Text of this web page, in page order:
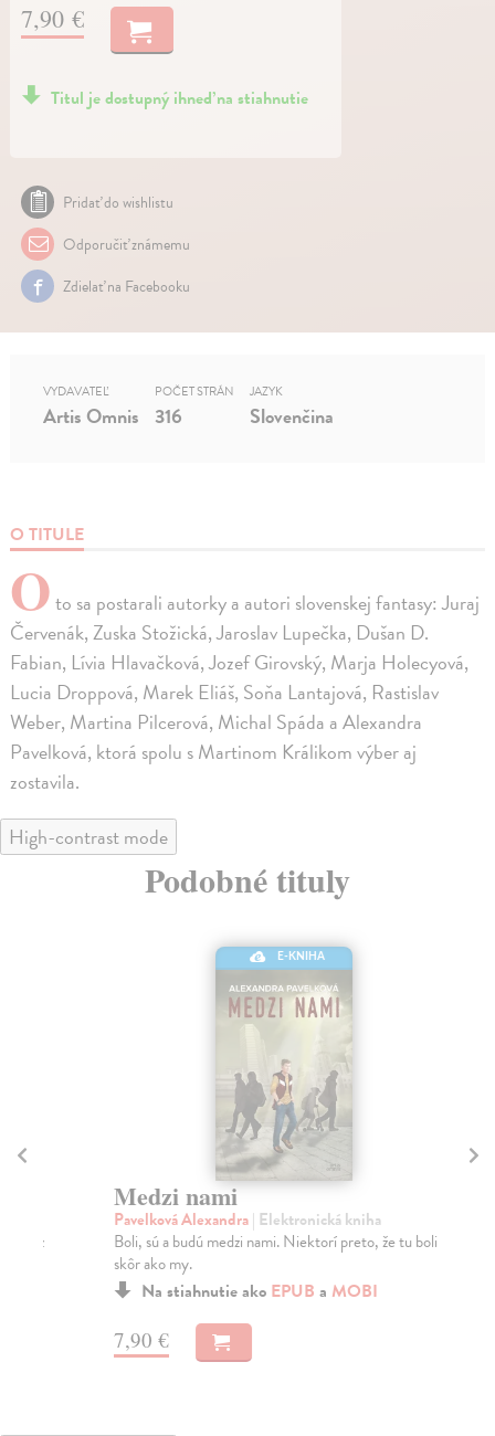
7,90 €
Titul je dostupný ihneď na stiahnutie
Pridať do wishlistu
Odporučiť známemu
Zdielať na Facebooku
O TITULE
Oto sa postarali autorky a autori slovenskej fantasy: Juraj
Červenák, Zuska Stožická, Jaroslav Lupečka, Dušan D.
Fabian, Lívia Hlavačková, Jozef Girovský, Marja Holecyová,
Lucia Droppová, Marek Eliáš, Soňa Lantajová, Rastislav
Weber, Martina Pilcerová, Michal Spáda a Alexandra
Pavelková, ktorá spolu s Martinom Králikom výber aj
zostavila.
VYDAVATEĽ
Artis Omnis
POČET STRÁN
316
JAZYK
Slovenčina
High-contrast mode
Podobné tituly
E-KNIHA
Medzi nami
Pavelková Alexandra| Elektronická kniha
Boli, sú a budú medzi nami. Niektorí preto, že tu boli
skôr ako my.
Na stiahnutie akoEPUB aMOBI
7,90 €